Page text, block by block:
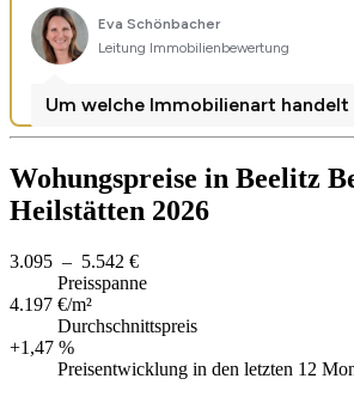
Wohungspreise in Beelitz
Heilstätten 2026
3.095 – 5.542 €
Preisspanne
4.197 €/m²
Durchschnittspreis
+1,47 %
Preisentwicklung in den letzten 12